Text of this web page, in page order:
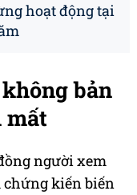
hoạt động tại
bản
mất
người xem
chứng kiến biến